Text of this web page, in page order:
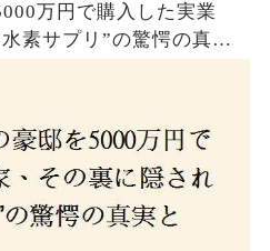
万円で購入した実業
素サプリ”の驚愕の真実